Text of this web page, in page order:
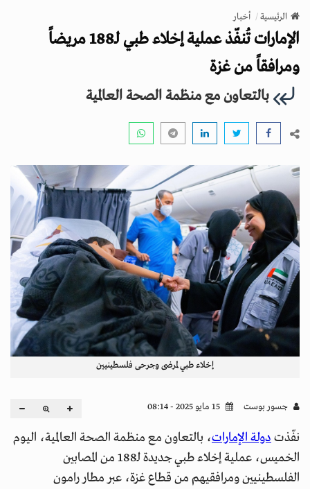
v
g
a
i
الرئيسية أخبار
الإمارات تُنفّذ عملية إخلاء طبي لـ188 مريضاً
ومرافقاً من غزة
بالتعاون مع منظمة الصحة العالمية
إخلاء طبي لمرضى وجرحى فلسطينيين
جسور بوست
نفّذتدولة الإمارات، بالتعاون مع منظمة الصحة العالمية، اليوم
الخميس، عملية إخلاء طبي جديدة لـ188 من المصابين
الفلسطينيين ومرافقيهم من قطاع غزة، عبر مطار رامون